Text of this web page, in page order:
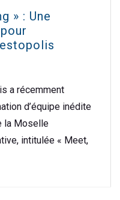
» : Une
a récemment
d’équipe inédite
la Moselle
intitulée « Meet,